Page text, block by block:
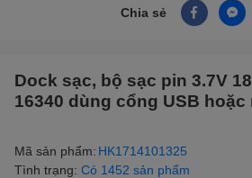
Chia sẻ
Dock sạc, bộ sạc pin 3.7V
16340 dùng cổng USB hoặc
Mã sản phẩm: HK1714101325
Tình trạng: Có 1452 sản phẩm